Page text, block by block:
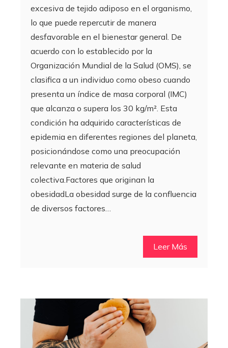
excesiva de tejido adiposo en el organismo,
lo que puede repercutir de manera
desfavorable en el bienestar general. De
acuerdo con lo establecido por la
Organización Mundial de la Salud (OMS), se
clasifica a un individuo como obeso cuando
presenta un índice de masa corporal (IMC)
que alcanza o supera los 30 kg/m². Esta
condición ha adquirido características de
epidemia en diferentes regiones del planeta,
posicionándose como una preocupación
relevante en materia de salud
colectiva.Factores que originan la
obesidadLa obesidad surge de la confluencia
de diversos factores…
Leer Más